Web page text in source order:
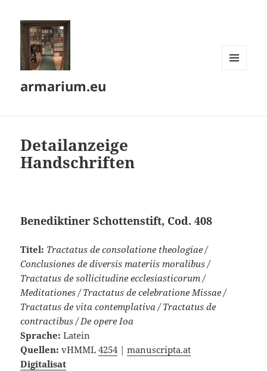
armarium.eu
Detailanzeige
Handschriften
Benediktiner Schottenstift, Cod. 408
Titel: Tractatus de consolatione theologiae /
Conclusiones de diversis materiis moralibus /
Tractatus de sollicitudine ecclesiasticorum /
Meditationes / Tractatus de celebratione Missae /
Tractatus de vita contemplativa / Tractatus de
contractibus / De opere Ioa
Sprache:Latein
Quellen:vHMML4254|manuscripta.at
Digitalisat